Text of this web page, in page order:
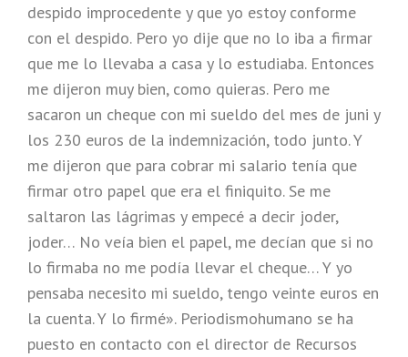
despido improcedente y que yo estoy conforme
con el despido. Pero yo dije que no lo iba a firmar
que me lo llevaba a casa y lo estudiaba. Entonces
me dijeron muy bien, como quieras. Pero me
sacaron un cheque con mi sueldo del mes de juni y
los 230 euros de la indemnización, todo junto. Y
me dijeron que para cobrar mi salario tenía que
firmar otro papel que era el finiquito. Se me
saltaron las lágrimas y empecé a decir joder,
joder… No veía bien el papel, me decían que si no
lo firmaba no me podía llevar el cheque… Y yo
pensaba necesito mi sueldo, tengo veinte euros en
la cuenta. Y lo firmé». Periodismohumano se ha
puesto en contacto con el director de Recursos